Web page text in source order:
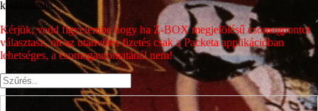
kiválasztani.
Kérjük, vedd figyelembe hogy ha Z-BOX megjelölésű csomagpontot
választasz, ott az utánvétes fizetés csak a Packeta applikációban
lehetséges, a csomagautomatánál nem!